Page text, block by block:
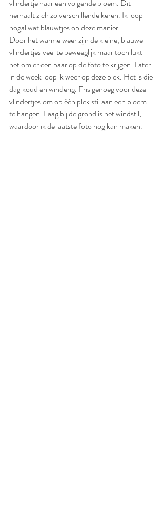
vlindertje naar een volgende bloem. Dit
herhaalt zich zo verschillende keren. Ik loop
nogal wat blauwtjes op deze manier.
Door het warme weer zijn de kleine, blauwe
vlindertjes veel te beweeglijk maar toch lukt
het om er een paar op de foto te krijgen. Later
in de week loop ik weer op deze plek. Het is die
dag koud en winderig. Fris genoeg voor deze
vlindertjes om op één plek stil aan een bloem
te hangen. Laag bij de grond is het windstil,
waardoor ik de laatste foto nog kan maken.